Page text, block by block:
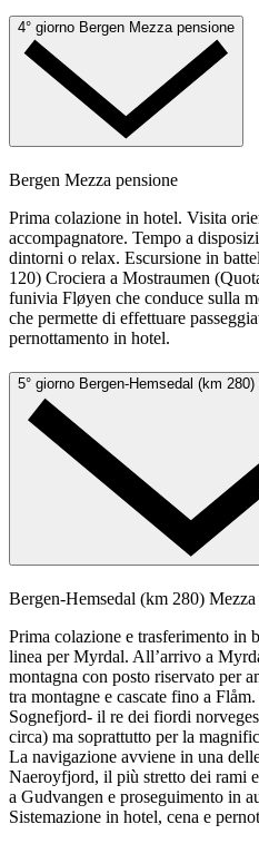
4° giorno Bergen Mezza pensione
Bergen Mezza pensione
Prima colazione in hotel. Visita
accompagnatore. Tempo a
dintorni o relax. Escursione in
120) Crociera a Mostraumen
funivia Fløyen che conduce sulla
che permette di effettuare
pernottamento in hotel.
5° giorno Bergen-Hemsedal (km 280)
Bergen-Hemsedal (km 280) Mezza
Prima colazione e trasferimento in
linea per Myrdal. All’arrivo a
montagna con posto riservato per
tra montagne e cascate fino a
Sognefjord- il re dei fiordi
circa) ma soprattutto per la
La navigazione avviene in una
Naeroyfjord, il più stretto dei rami
a Gudvangen e proseguimento in
Sistemazione in hotel, cena e